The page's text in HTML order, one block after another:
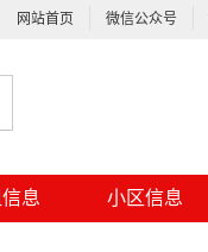
网站首页 微信公众号
息 小区信息